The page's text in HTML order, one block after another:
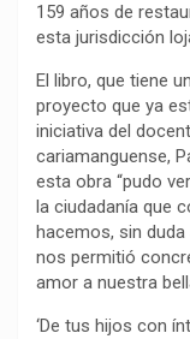
159 años de
esta jurisdicción
El libro, que tiene
proyecto que ya
iniciativa del
cariamanguense,
esta obra “pudo
la ciudadanía que
hacemos, sin
nos permitió
amor a nuestra
‘De tus hijos con